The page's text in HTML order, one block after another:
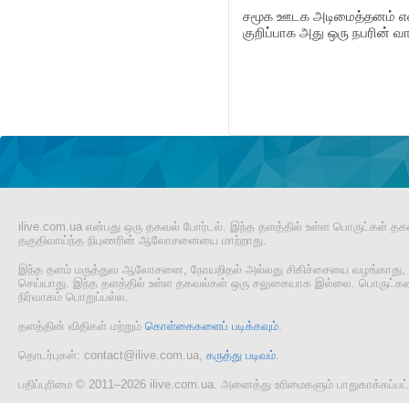
சமூக ஊடக அடிமைத்தனம்
குறிப்பாக அது ஒரு
ilive.com.ua என்பது ஒரு தகவல் போர்டல். இந்த தளத்தில் உள்ள பொருட்கள்
தகுதிவாய்ந்த நிபுணரின் ஆலோசனையை மாற்றாது.
இந்த தளம் மருத்துவ ஆலோசனை, நோயறிதல் அல்லது சிகிச்சையை வழங்காது,
செய்யாது. இந்த தளத்தில் உள்ள தகவல்கள் ஒரு சலுகையாக இல்லை.
நிர்வாகம் பொறுப்பல்ல.
தளத்தின் விதிகள் மற்றும் கொள்கைகளைப் படிக்கவும்
தொடர்புகள்: contact@ilive.com.ua, கருத்து படிவம்
பதிப்புரிமை © 2011–2026 ilive.com.ua. அனைத்து உரிமைகளும்